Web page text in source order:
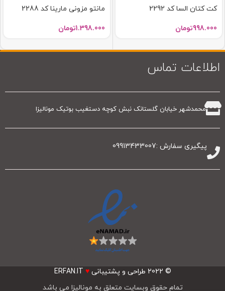
کت کتان السا کد 2292
998.000تومان
مانتو مزونی مارینا کد 2288
1.398.000تومان
اطلاعات تماس
محمدشهر خیابان گلستانک نبش کوچه دستغیب بوتیک مونالیزا
پیگیری سفارش :09913433007
© 2022 طراحی و پشتیبانی ♥
ERFAN.IT
تمام حقوق وبسایت متعلق به مونالیزا می باشد